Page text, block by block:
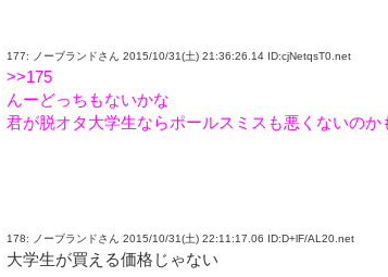
177: ノーブランドさん 2015/10/31(土) 21:36:26.14 ID:cjNetqsT0.net
>>175
んーどっちもないかな
君が脱オタ大学生ならポールスミスも悪くないのか
178: ノーブランドさん 2015/10/31(土) 22:11:17.06 ID:D+lF/AL20.net
大学生が買える価格じゃない